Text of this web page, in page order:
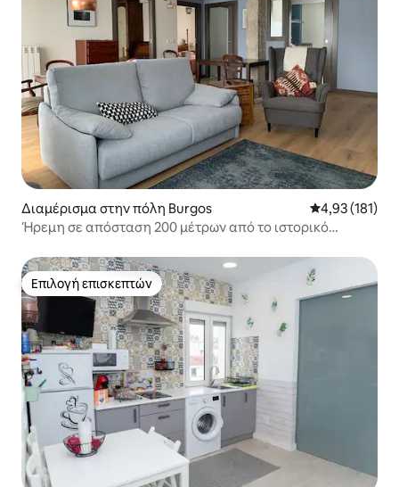
Διαμέρισμα στην πόλη Burgos Μέση
4,93 (181)
Ήρεμη σε απόσταση 200 μέτρων από το ιστορικό
Επιλογή επισκεπτών
Επιλογή επισκεπτών